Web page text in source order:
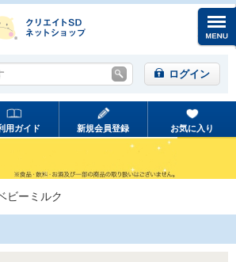
ログイン
用ガイド 新規会員登録 お気に入り
ビーミルク